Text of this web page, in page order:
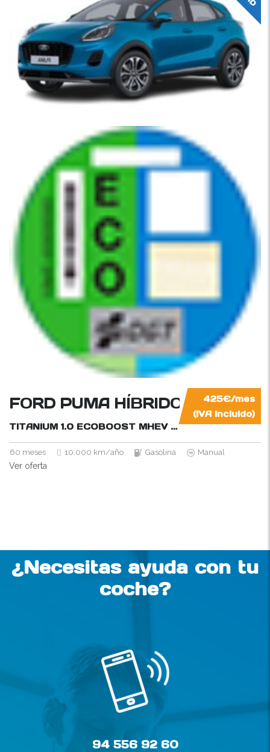
425€/mes
(IVA incluido)
FORD PUMA HÍBRIDO
TITANIUM 1.0 ECOBOOST MHEV 125CV
60 meses 10.000 km/año Gasolina Manual
Ver oferta
¿Necesitas ayuda con tu
coche?
94 556 92 60